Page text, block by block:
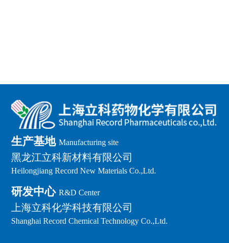
生产基地 Manufacturing site
黑龙江立科新材料有限公司
Heilongjiang Record New Materials Co.,Ltd.
研发中心 R&D Center
上海立科化学科技有限公司
Shanghai Record Chemical Technology Co.,Ltd.